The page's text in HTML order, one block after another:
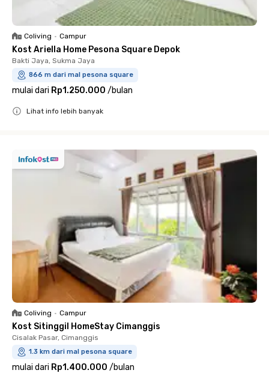
Coliving • Campur
Kost Ariella Home Pesona Square Depok
Bakti Jaya, Sukma Jaya
866 m dari mal pesona square
mulai dari Rp1.250.000 /bulan
Lihat info lebih banyak
Coliving • Campur
Kost Sitinggil HomeStay Cimanggis
Cisalak Pasar, Cimanggis
1.3 km dari mal pesona square
mulai dari Rp1.400.000 /bulan